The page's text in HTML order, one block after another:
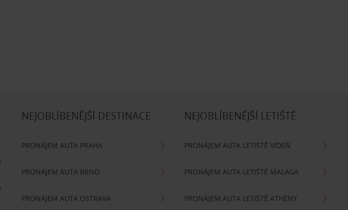
NEJOBLÍBENĚJŠÍ DESTINACE
PRONÁJEM AUTA PRAHA
PRONÁJEM AUTA BRNO
PRONÁJEM AUTA OSTRAVA
NEJOBLÍBENĚJŠÍ LETIŠTĚ
PRONÁJEM AUTA LETIŠTĚ VÍDEŇ
PRONÁJEM AUTA LETIŠTĚ MALAGA
PRONÁJEM AUTA LETIŠTĚ ATHÉNY